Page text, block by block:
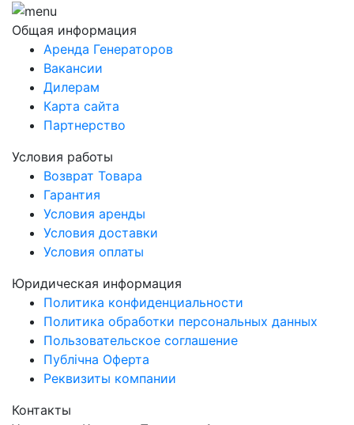
Общая информация
Аренда Генераторов
Вакансии
Дилерам
Карта сайта
Партнерство
Условия работы
Возврат Товара
Гарантия
Условия аренды
Условия доставки
Условия оплаты
Юридическая информация
Политика конфиденциальности
Политика обработки персональных данных
Пользовательское соглашение
Публічна Оферта
Реквизиты компании
Контакты